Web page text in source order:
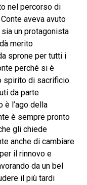
nel percorso di
aveva avuto
un protagonista
merito
sprone per tutti i
perché si è
spirito di sacrificio.
da parte
è l’ago della
è sempre pronto
gli chiede
anche di cambiare
il rinnovo e
da un bel
il più tardi